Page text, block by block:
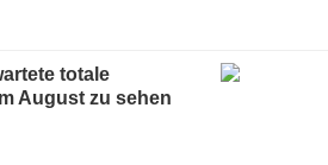
totale
August zu sehen